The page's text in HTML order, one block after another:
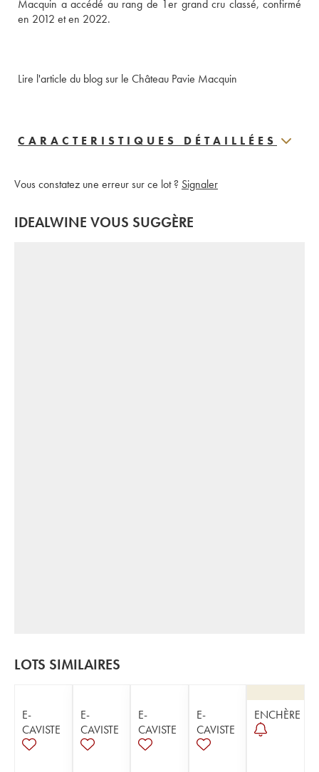
Macquin a accédé au rang de 1er grand cru classé, confirmé
en 2012 et en 2022.
Lire l'article du blog sur le Château Pavie Macquin
CARACTERISTIQUES DÉTAILLÉES
Vous constatez une erreur sur ce lot ? Signaler
IDEALWINE VOUS SUGGÈRE
LOTS SIMILAIRES
E-
CAVISTE
E-
CAVISTE
E-
CAVISTE
E-
CAVISTE
ENCHÈRE